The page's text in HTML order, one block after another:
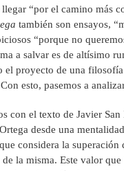
“por el camino más
también son ensayos,
“porque no
a salvar es de altísimo
el proyecto de una
esto, pasemos a
con el texto de Javier San
desde una
considera la
la misma. Este valor